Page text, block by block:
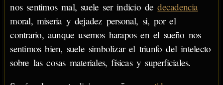
nos sentimos mal, suele ser indicio dedecadencia
moral, miseria y dejadez personal, si, por el
contrario, aunque usemos harapos en el sueño nos
sentimos bien, suele simbolizar el triunfo del intelecto
sobre las cosas materiales, físicas y superficiales.